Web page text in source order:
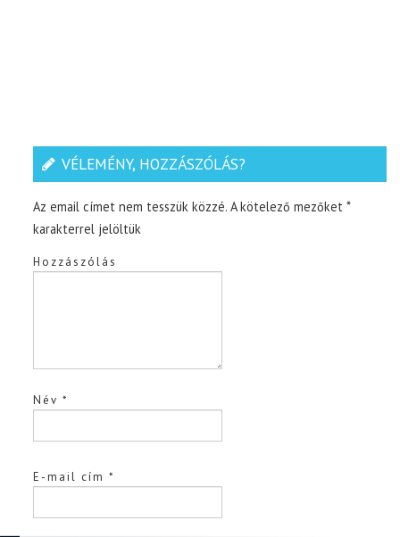
VÉLEMÉNY, HOZZÁSZÓLÁS?
Az email címet nem tesszük közzé. A kötelező mezőket*
karakterrel jelöltük
Hozzászólás
Név*
E-mail cím*